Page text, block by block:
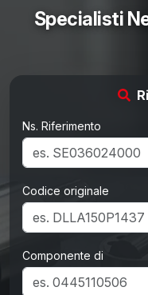
Specialisti
Ns. Riferimento
Codice originale
Componente di